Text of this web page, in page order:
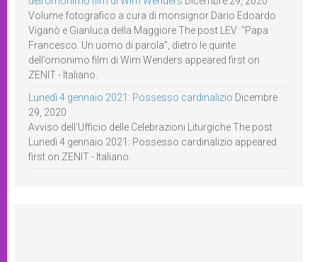
Volume fotografico a cura di monsignor Dario Edoardo
Viganò e Gianluca della Maggiore The post LEV: “Papa
Francesco. Un uomo di parola”, dietro le quinte
dell’omonimo film di Wim Wenders appeared first on
ZENIT - Italiano.
Lunedì 4 gennaio 2021: Possesso cardinalizio Dicembre
29, 2020
Avviso dell’Ufficio delle Celebrazioni Liturgiche The post
Lunedì 4 gennaio 2021: Possesso cardinalizio appeared
first on ZENIT - Italiano.